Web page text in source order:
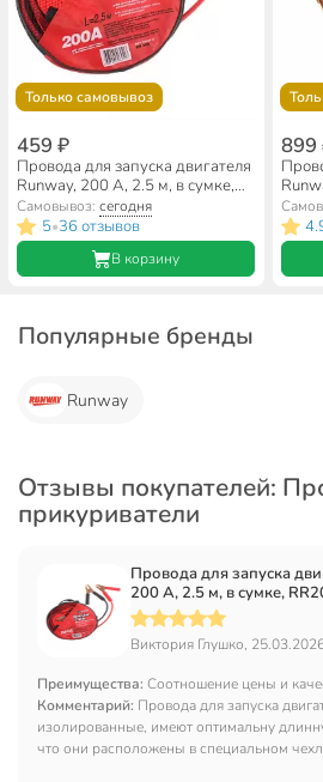
Только самовывоз
459 ₽
Провода для запуска двигателя
Runway, 200 А, 2.5 м, в сумке,
RR200
Самовывоз:сегодня
5•36 отзывов
В корзину
899
Популярные бренды
Runway
Отзывы покупателей:
прикуриватели
Провода для запуска
200 А, 2.5 м, в сумке,
Виктория Глушко,
Преимущества: Соотношение цены и
Комментарий: Провода для запуска
изолированные, имеют оптимальну
что они расположены в специальном